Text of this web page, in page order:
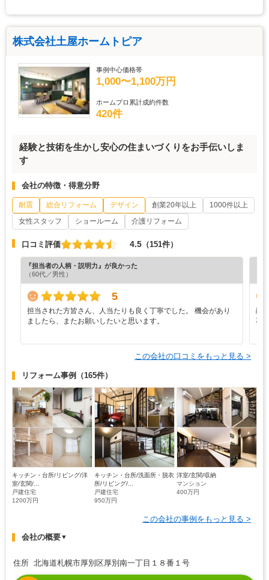
株式会社土屋ホームトピア
事例中心価格帯
1,000〜1,100万円
ホームプロ累計成約件数
420件
経験と技術を生かし安心の住まいづくりをお手伝いしま
す
会社の特徴・得意分野
耐震 総合リフォーム デザイン 創業20年以上
1000件以上
女性スタッフ
ショールーム 介護リフォーム
口コミ評価 4.5 （151件）
『担当者の人柄・説明力』が良かった
（60代／男性）
5
担当された方皆さん、人当たりも良く丁寧でした。 機会があり
ましたら、またお願いしたいと思います。
融
不
この会社の口コミをもっと見る >
リフォーム事例 （165件）
キッチン・台所/リビング/洋
室/玄関/...
戸建住宅
1200万円
キッチン・台所/洗面所・脱衣
所/リビング/...
戸建住宅
950万円
洋室/玄関/収納
マンション
400万円
この会社の事例をもっと見る >
会社の概要▼
住所 北海道札幌市厚別区厚別南一丁目１８番１号